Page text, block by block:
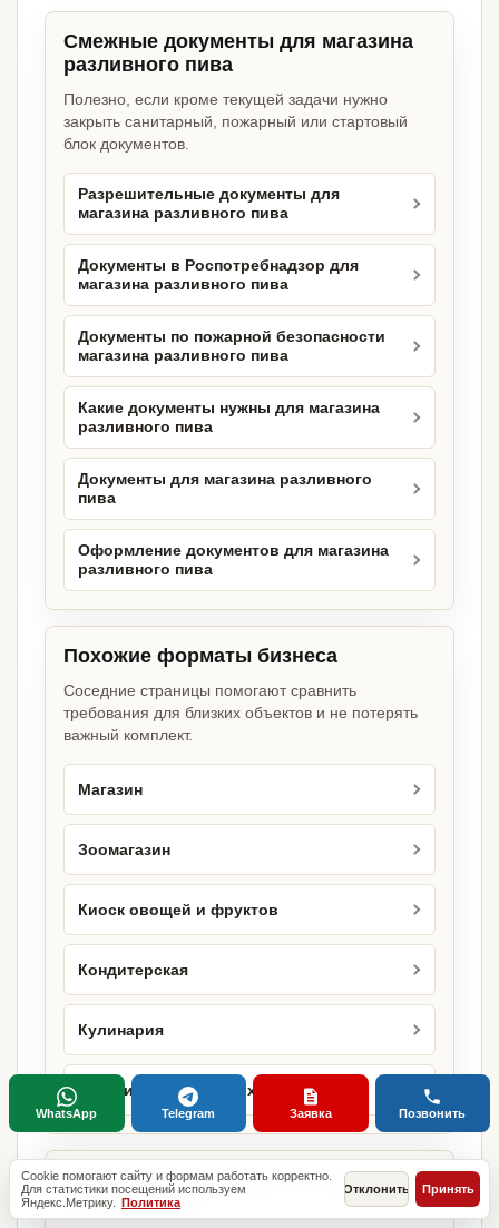
Смежные документы для магазина
разливного пива
Полезно, если кроме текущей задачи нужно
закрыть санитарный, пожарный или стартовый
блок документов.
Разрешительные документы для
магазина разливного пива
Документы в Роспотребнадзор для
магазина разливного пива
Документы по пожарной безопасности
магазина разливного пива
Какие документы нужны для магазина
разливного пива
Документы для магазина разливного
пива
Оформление документов для магазина
разливного пива
Похожие форматы бизнеса
Соседние страницы помогают сравнить
требования для близких объектов и не потерять
важный комплект.
Магазин
Зоомагазин
Киоск овощей и фруктов
Кондитерская
Кулинария
Магазин кондитерских изделий
Городские страницы по этому
направлению
Cookie помогают сайту и формам работать корректно.
Для статистики посещений используем
Яндекс.Метрику. Политика
Отклонить Принять
WhatsApp Telegram Заявка Позвонить